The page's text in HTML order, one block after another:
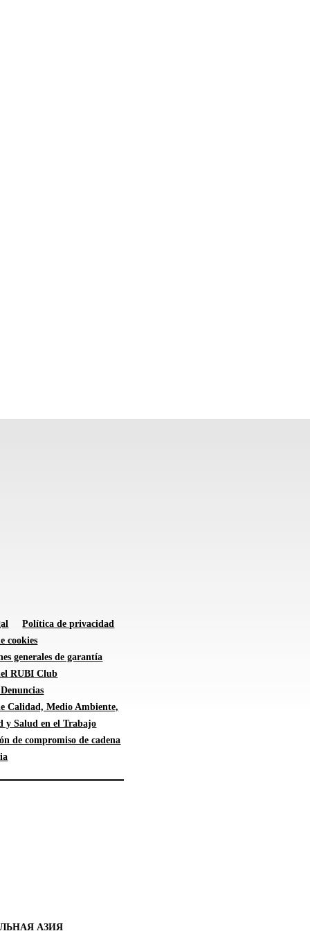
Política de privacidad
cookies
generales de garantía
RUBI Club
Calidad, Medio Ambiente,
y Salud en el Trabajo
de compromiso de cadena
АЗИЯ